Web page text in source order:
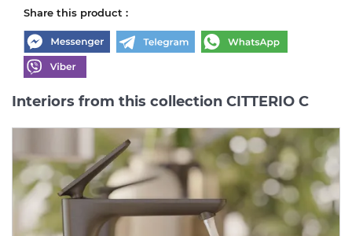
Share this product :
Interiors from this collection CITTERIO C